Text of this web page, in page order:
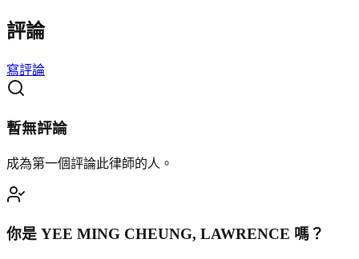
評論
寫評論
暫無評論
成為第一個評論此律師的人。
你是 YEE MING CHEUNG, LAWRENCE 嗎？